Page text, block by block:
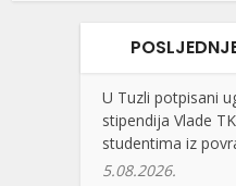
U Tuzli potpisani
stipendija Vlade
studentima iz
5.08.2026.